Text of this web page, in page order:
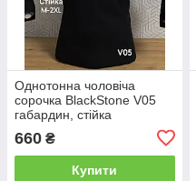
Однотонна чоловіча
сорочка BlackStone V05
габардин, стійка
660 ₴
Купити